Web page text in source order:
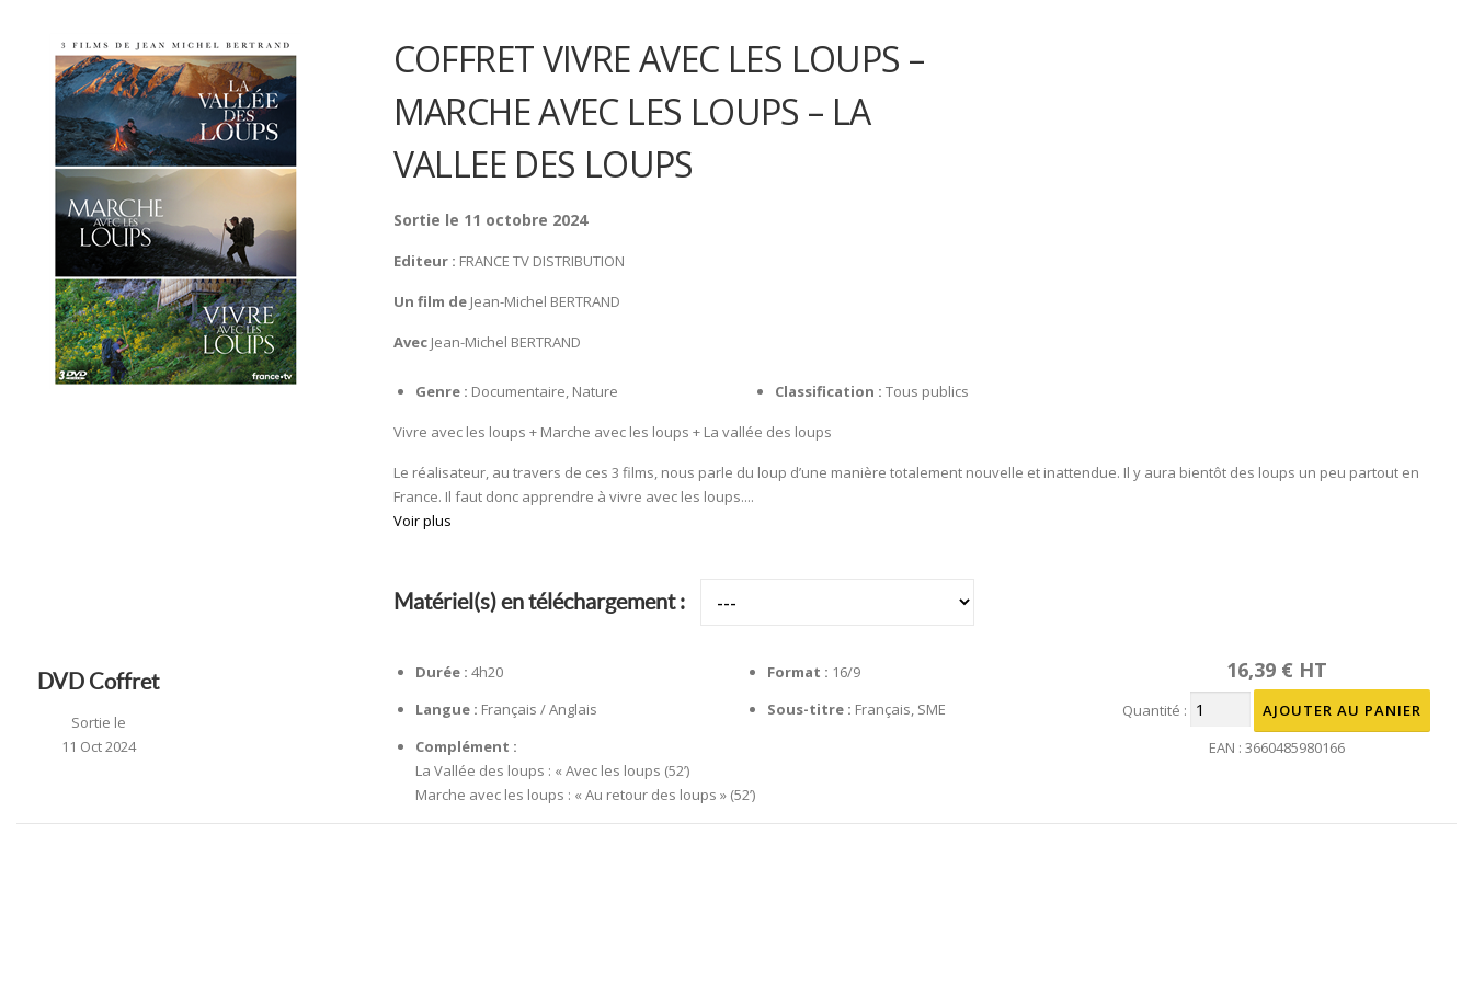
COFFRET VIVRE AVEC LES LOUPS –
MARCHE AVEC LES LOUPS – LA
VALLEE DES LOUPS
Sortie le 11 octobre 2024
Editeur : FRANCE TV DISTRIBUTION
Un film deJean-Michel BERTRAND
AvecJean-Michel BERTRAND
Genre : Documentaire, Nature Classification : Tous publics
Vivre avec les loups + Marche avec les loups + La vallée des loups
Le réalisateur, au travers de ces 3 films, nous parle du loup d’une manière totalement nouvelle et inattendue. Il y aura bientôt des loups un peu partout en
France. Il faut donc apprendre à vivre avec les loups....
Voir plus
Matériel(s) en téléchargement :
DVD Coffret
Sortie le
11 Oct 2024
Durée : 4h20 Format : 16/9
Langue : Français / Anglais Sous-titre : Français, SME
Complément :
La Vallée des loups : « Avec les loups (52’)
Marche avec les loups : « Au retour des loups » (52’)
16,39 € HT
Quantité :
EAN : 3660485980166